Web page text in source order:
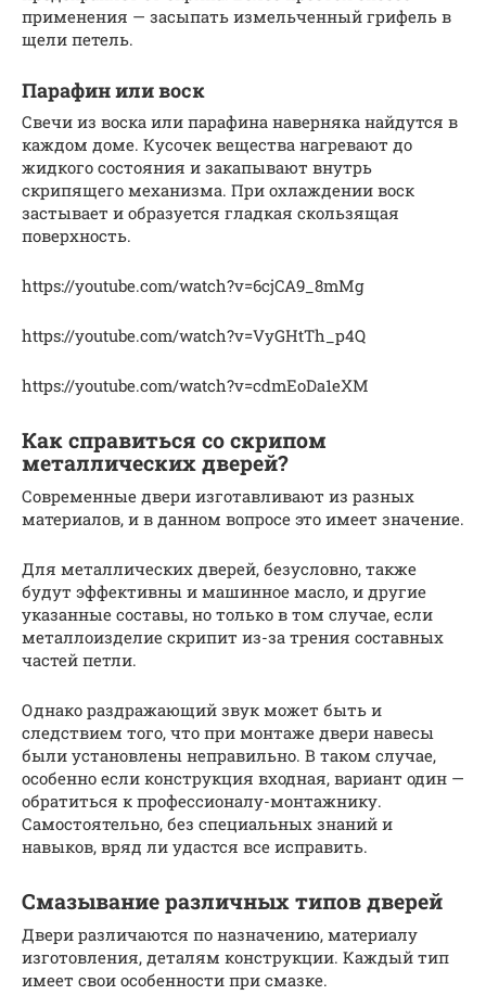
применения — засыпать измельченный грифель в
щели петель.
Парафин или воск
Свечи из воска или парафина наверняка найдутся в
каждом доме. Кусочек вещества нагревают до
жидкого состояния и закапывают внутрь
скрипящего механизма. При охлаждении воск
застывает и образуется гладкая скользящая
поверхность.
https://youtube.com/watch?v=6cjCA9_8mMg
https://youtube.com/watch?v=VyGHtTh_p4Q
https://youtube.com/watch?v=cdmEoDa1eXM
Как справиться со скрипом
металлических дверей?
Современные двери изготавливают из разных
материалов, и в данном вопросе это имеет значение.
Для металлических дверей, безусловно, также
будут эффективны и машинное масло, и другие
указанные составы, но только в том случае, если
металлоизделие скрипит из-за трения составных
частей петли.
Однако раздражающий звук может быть и
следствием того, что при монтаже двери навесы
были установлены неправильно. В таком случае,
особенно если конструкция входная, вариант один —
обратиться к профессионалу-монтажнику.
Самостоятельно, без специальных знаний и
навыков, вряд ли удастся все исправить.
Смазывание различных типов дверей
Двери различаются по назначению, материалу
изготовления, деталям конструкции. Каждый тип
имеет свои особенности при смазке.